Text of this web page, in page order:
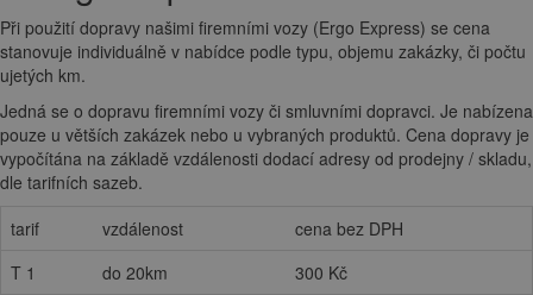
Při použití dopravy našimi firemními vozy (Ergo Express) se cena
stanovuje individuálně v nabídce podle typu, objemu zakázky, či počtu
ujetých km.
Jedná se o dopravu firemními vozy či smluvními dopravci. Je nabízena
pouze u větších zakázek nebo u vybraných produktů. Cena dopravy je
vypočítána na základě vzdálenosti dodací adresy od prodejny / skladu,
dle tarifních sazeb.
tarif
vzdálenost
cena bez DPH
T 1
do 20km
300 Kč